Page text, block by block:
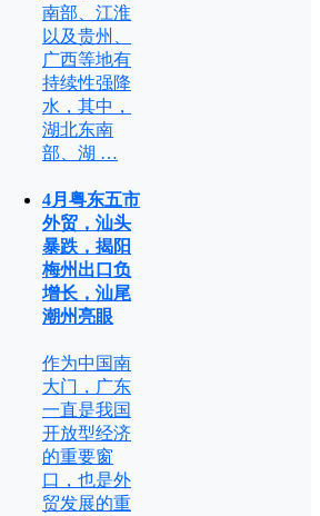
南部、江淮
以及贵州、
广西等地有
持续性强降
水，其中，
湖北东南
部、湖 …
4月粤东五市
外贸，汕头
暴跌，揭阳
梅州出口负
增长，汕尾
潮州亮眼
作为中国南
大门，广东
一直是我国
开放型经济
的重要窗
口，也是外
贸发展的重